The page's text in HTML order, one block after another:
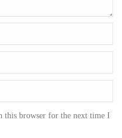
this browser for the next time I